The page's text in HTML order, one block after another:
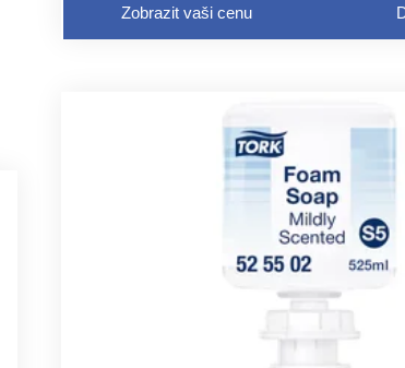
testovaných mýdel, dezinfekčních
mlék s pH šetrným k pokožce
Zobrazit vaši cenu